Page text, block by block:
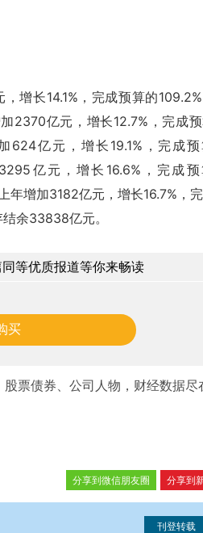
长14.1%，完成预算的
2370亿元，增长12.7%，完成
624亿元，增长19.1%，完成
亿元，增长16.6%，完成预
年增加3182亿元，增长16.7%，
余33838亿元。
等优质报道等你来畅读
买
股票债券、公司人物，财经数据尽
分享到
分享到微信朋友圈